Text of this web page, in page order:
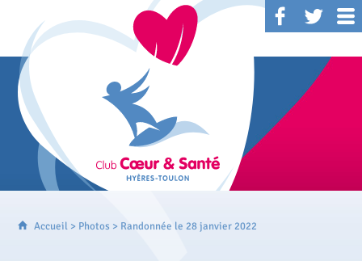
Accueil > Photos > Randonnée le 28 janvier 2022